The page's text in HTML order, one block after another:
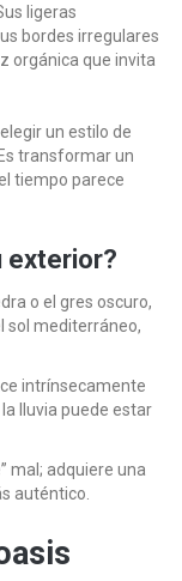
ligeras
bordes irregulares
orgánica que invita
un estilo de
transformar un
tiempo parece
exterior?
o el gres oscuro,
sol mediterráneo,
intrínsecamente
lluvia puede estar
mal; adquiere una
auténtico.